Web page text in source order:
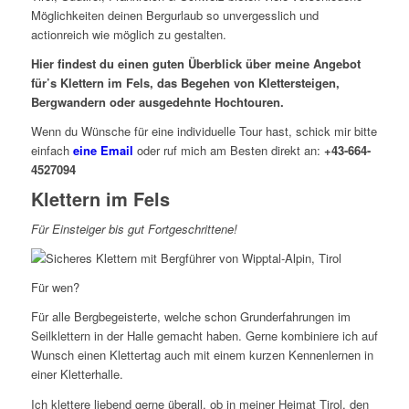
Möglichkeiten deinen Bergurlaub so unvergesslich und
actionreich wie möglich zu gestalten.
Hier findest du einen guten Überblick über meine Angebot
für’s Klettern im Fels, das Begehen von Klettersteigen,
Bergwandern oder ausgedehnte Hochtouren.
Wenn du Wünsche für eine individuelle Tour hast, schick mir bitte
einfach eine Email oder ruf mich am Besten direkt an: +43-664-
4527094
Klettern im Fels
Für Einsteiger bis gut Fortgeschrittene!
Für wen?
Für alle Bergbegeisterte, welche schon Grunderfahrungen im
Seilklettern in der Halle gemacht haben. Gerne kombiniere ich auf
Wunsch einen Klettertag auch mit einem kurzen Kennenlernen in
einer Kletterhalle.
Ich klettere liebend gerne überall, ob in meiner Heimat Tirol, den